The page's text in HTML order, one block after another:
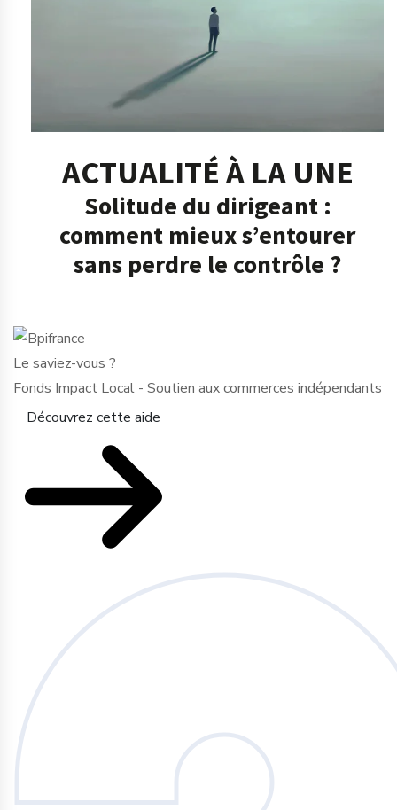
ACTUALITÉ À LA UNE
Solitude du dirigeant :
comment mieux s’entourer
sans perdre le contrôle ?
Le saviez-vous ?
Fonds Impact Local - Soutien aux commerces indépendants
Découvrez cette aide